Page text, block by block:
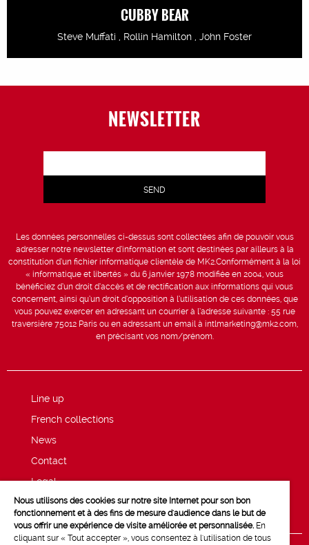
CUBBY BEAR
Steve Muffati , Rollin Hamilton , John Foster
NEWSLETTER
Les données personnelles ci-dessus sont collectées afin de pouvoir vous
adresser notre newsletter d’information et sont destinées par ailleurs à la
constitution d’un fichier informatique clientèle de MK2.Conformément à la loi
« informatique et libertés » du 6 janvier 1978 modifiée en 2004, vous
bénéficiez d’un droit d’accès et de rectification aux informations qui vous
concernent, ainsi qu’un droit d’opposition à l’utilisation de ces données, que
vous pouvez exercer en adressant un courrier à l’adresse suivante : 55 rue
traversière 75012 Paris ou en adressant un email à intlmarketing@mk2.com,
en précisant vos nom/prénom.
Line up
French collections
News
Contact
Legal
Privacy and cookie policy
Nous utilisons des cookies sur notre site Internet pour son bon
fonctionnement et à des fins de mesure d'audience dans le but de
vous offrir une expérience de visite améliorée et personnalisée. En
cliquant sur « Tout accepter », vous consentez à l'utilisation de tous